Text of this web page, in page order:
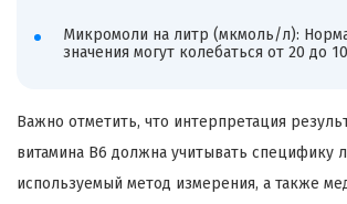
Микромоли на литр (мкмоль/л):
значения могут колебаться от 20 до
Важно отметить, что интерпретация
витамина B6 должна учитывать специфику
используемый метод измерения, а также